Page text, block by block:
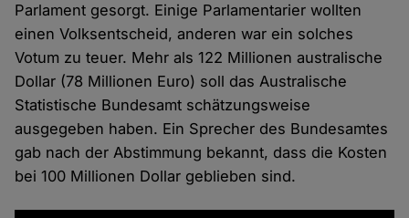
Parlament gesorgt. Einige Parlamentarier wollten
einen Volksentscheid, anderen war ein solches
Votum zu teuer. Mehr als 122 Millionen australische
Dollar (78 Millionen Euro) soll das Australische
Statistische Bundesamt schätzungsweise
ausgegeben haben. Ein Sprecher des Bundesamtes
gab nach der Abstimmung bekannt, dass die Kosten
bei 100 Millionen Dollar geblieben sind.